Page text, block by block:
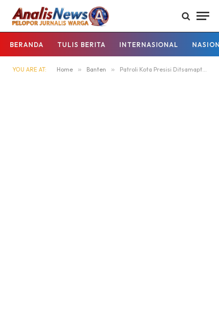
BERANDA TULIS BERITA INTERNASIONAL
YOU ARE AT: Home » Banten » Patroli Kota Presisi Ditsamapta Polda Banten Intensifkan Pengamanan Malam Hari